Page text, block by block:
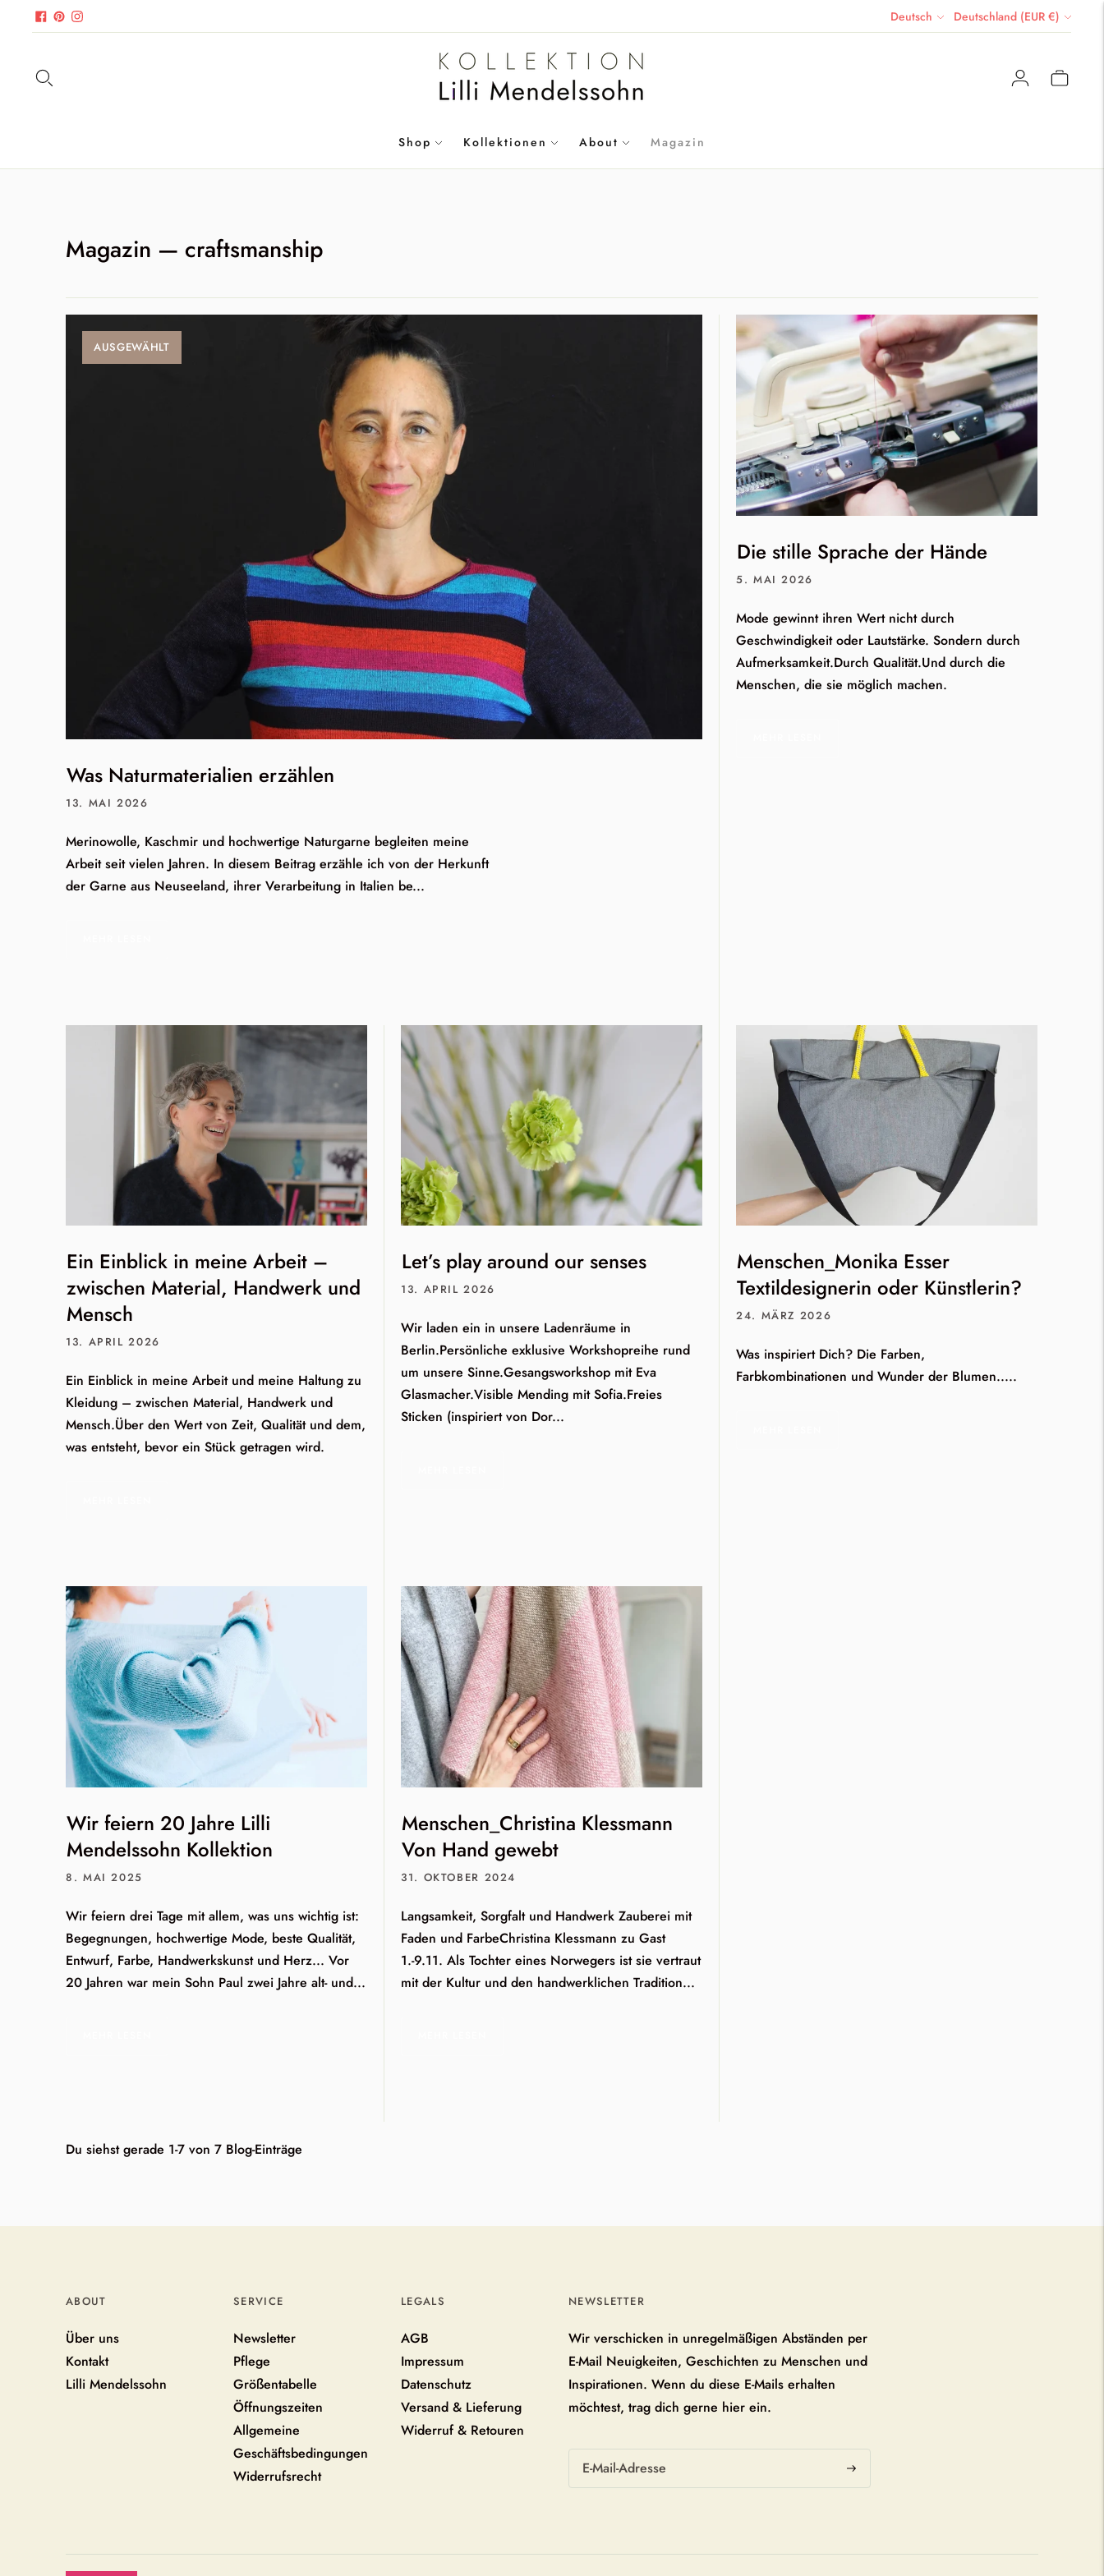
Sprache
Deutsch Währung
Deutschland (EUR €)
Shop Kollektionen About Magazin
Magazin — craftsmanship
AUSGEWÄHLT
Was Naturmaterialien erzählen
13. MAI 2026
Merinowolle, Kaschmir und hochwertige Naturgarne begleiten meine
Arbeit seit vielen Jahren. In diesem Beitrag erzähle ich von der Herkunft
der Garne aus Neuseeland, ihrer Verarbeitung in Italien be...
Die stille Sprache der Hände
5. MAI 2026
Mode gewinnt ihren Wert nicht durch
Geschwindigkeit oder Lautstärke. Sondern durch
Aufmerksamkeit.Durch Qualität.Und durch die
Menschen, die sie möglich machen.
Ein Einblick in meine Arbeit –
zwischen Material, Handwerk und
Mensch
13. APRIL 2026
Ein Einblick in meine Arbeit und meine Haltung zu
Kleidung – zwischen Material, Handwerk und
Mensch.Über den Wert von Zeit, Qualität und dem,
was entsteht, bevor ein Stück getragen wird.
Let’s play around our senses
13. APRIL 2026
Wir laden ein in unsere Ladenräume in
Berlin.Persönliche exklusive Workshopreihe rund
um unsere Sinne.Gesangsworkshop mit Eva
Glasmacher.Visible Mending mit Sofia.Freies
Sticken (inspiriert von Dor...
Menschen_Monika Esser
Textildesignerin oder Künstlerin?
24. MÄRZ 2026
Was inspiriert Dich? Die Farben,
Farbkombinationen und Wunder der Blumen.....
Wir feiern 20 Jahre Lilli
Mendelssohn Kollektion
8. MAI 2025
Wir feiern drei Tage mit allem, was uns wichtig ist:
Begegnungen, hochwertige Mode, beste Qualität,
Entwurf, Farbe, Handwerkskunst und Herz... Vor
20 Jahren war mein Sohn Paul zwei Jahre alt- und...
Menschen_Christina Klessmann
Von Hand gewebt
31. OKTOBER 2024
Langsamkeit, Sorgfalt und Handwerk Zauberei mit
Faden und FarbeChristina Klessmann zu Gast
1.-9.11. Als Tochter eines Norwegers ist sie vertraut
mit der Kultur und den handwerklichen Tradition...
Du siehst gerade 1-7 von 7 Blog-Einträge
ABOUT
Über uns
Kontakt
Lilli Mendelssohn
SERVICE
Newsletter
Pflege
Größentabelle
Öffnungszeiten
Allgemeine
Geschäftsbedingungen
Widerrufsrecht
LEGALS
AGB
Impressum
Datenschutz
Versand & Lieferung
Widerruf & Retouren
NEWSLETTER
Wir verschicken in unregelmäßigen Abständen per
E-Mail Neuigkeiten, Geschichten zu Menschen und
Inspirationen. Wenn du diese E-Mails erhalten
möchtest, trag dich gerne hier ein.
Abonnieren